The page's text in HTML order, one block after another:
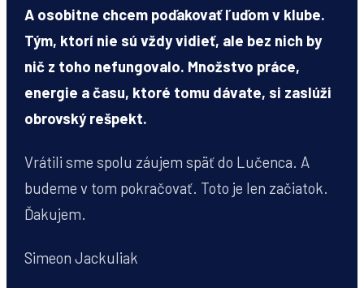
A osobitne chcem poďakovať ľuďom v klube.
Tým, ktorí nie sú vždy vidieť, ale bez nich by
nič z toho nefungovalo. Množstvo práce,
energie a času, ktoré tomu dávate, si zaslúži
obrovský rešpekt.
Vrátili sme spolu záujem späť do Lučenca. A
budeme v tom pokračovať. Toto je len začiatok.
Ďakujem.
Simeon Jackuliak